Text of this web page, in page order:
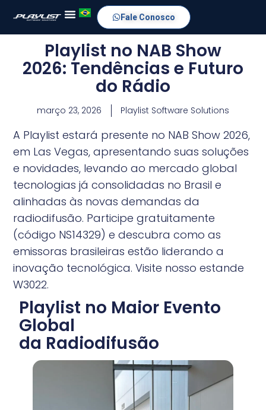
Fale Conosco
Playlist no NAB Show
2026: Tendências e Futuro
do Rádio
março 23, 2026 Playlist Software Solutions
A Playlist estará presente no NAB Show 2026,
em Las Vegas, apresentando suas soluções
e novidades, levando ao mercado global
tecnologias já consolidadas no Brasil e
alinhadas às novas demandas da
radiodifusão. Participe gratuitamente
(código NS14329) e descubra como as
emissoras brasileiras estão liderando a
inovação tecnológica. Visite nosso estande
W3022.
Playlist no Maior Evento
Global
da Radiodifusão